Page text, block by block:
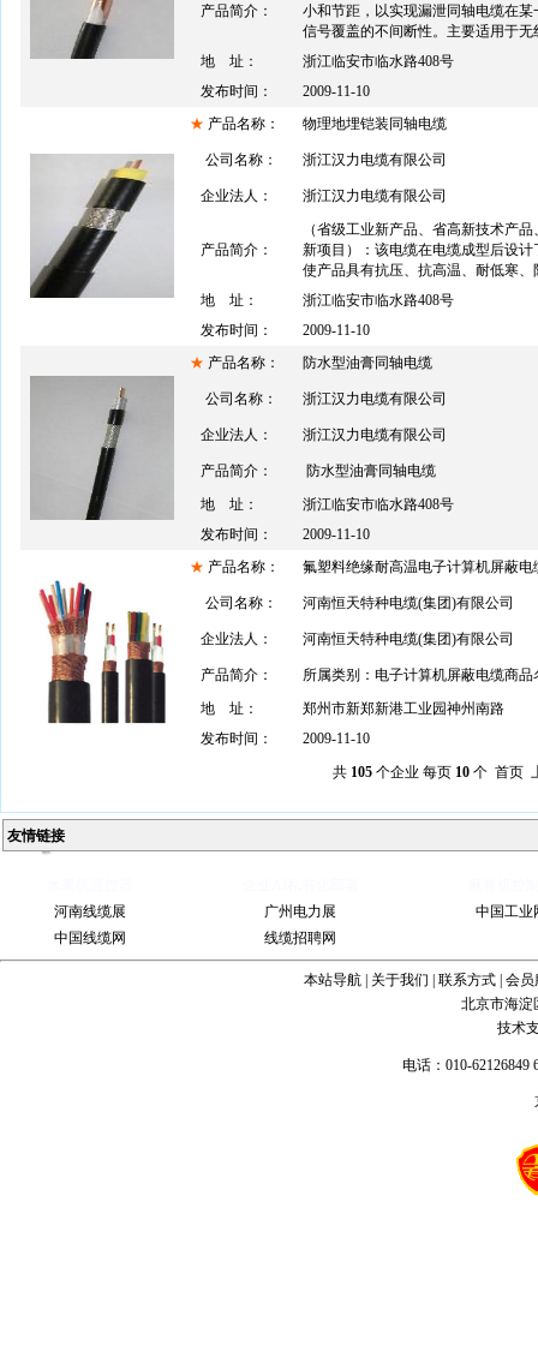
产品简介：
小和节距，以实现漏泄同轴电缆在
信号覆盖的不间断性。主要适用于无
地 址：
浙江临安市临水路408号
发布时间：
2009-11-10
★ 产品名称： 物理地埋铠装同轴电缆
公司名称： 浙江汉力电缆有限公司
企业法人： 浙江汉力电缆有限公司
产品简介：
（省级工业新产品、省高新技术产
新项目）：该电缆在电缆成型后设
使产品具有抗压、抗高温、耐低寒、
地 址：
浙江临安市临水路408号
发布时间：
2009-11-10
★ 产品名称： 防水型油膏同轴电缆
公司名称： 浙江汉力电缆有限公司
企业法人： 浙江汉力电缆有限公司
产品简介：
防水型油膏同轴电缆
地 址：
浙江临安市临水路408号
发布时间：
2009-11-10
★ 产品名称： 氟塑料绝缘耐高温电子计算机屏蔽电
公司名称： 河南恒天特种电缆(集团)有限公司
企业法人： 河南恒天特种电缆(集团)有限公司
产品简介：
所属类别：电子计算机屏蔽电缆商
地 址：
郑州市新郑新港工业园神州南路
发布时间：
2009-11-10
共 105 个企业 每页 10 个 首页
友情链接
Industrial
industrial
Steel
Gate Valve
Spiral
河南线缆展
广州电力展
中国工业
中国线缆网
线缆招聘网
本站导航 关于我们 联系方式 会员
北京市海淀
技术
电话：010-62126849